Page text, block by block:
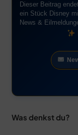
Dieser Beitrag
ein Stück Disney
News &
Was denkst du?